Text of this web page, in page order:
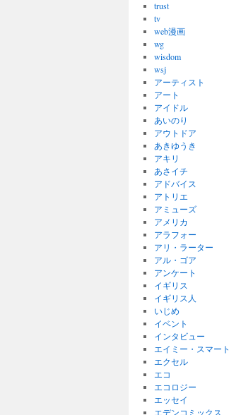
trust
tv
web漫画
wg
wisdom
wsj
アーティスト
アート
アイドル
あいのり
アウトドア
あきゆうき
アキリ
あさイチ
アドバイス
アトリエ
アミューズ
アメリカ
アラフォー
アリ・ラーター
アル・ゴア
アンケート
イギリス
イギリス人
いじめ
イベント
インタビュー
エイミー・スマート
エクセル
エコ
エコロジー
エッセイ
エデンコミックス